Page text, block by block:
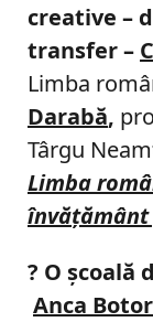
creative –
transfer –
Limba
Darabă,
Târgu
Limba
învăţământ
? O şcoală
Anca